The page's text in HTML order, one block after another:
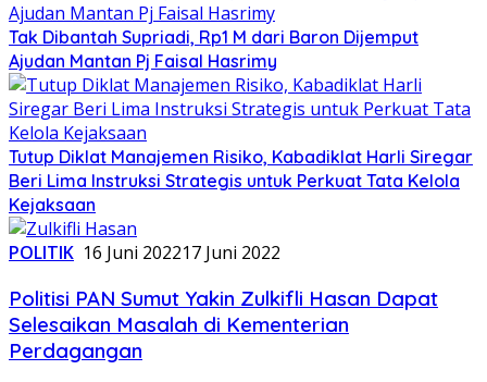
Tak Dibantah Supriadi, Rp1 M dari Baron Dijemput
Ajudan Mantan Pj Faisal Hasrimy
Tutup Diklat Manajemen Risiko, Kabadiklat Harli Siregar
Beri Lima Instruksi Strategis untuk Perkuat Tata Kelola
Kejaksaan
POLITIK 16 Juni 202217 Juni 2022
Politisi PAN Sumut Yakin Zulkifli Hasan Dapat
Selesaikan Masalah di Kementerian
Perdagangan